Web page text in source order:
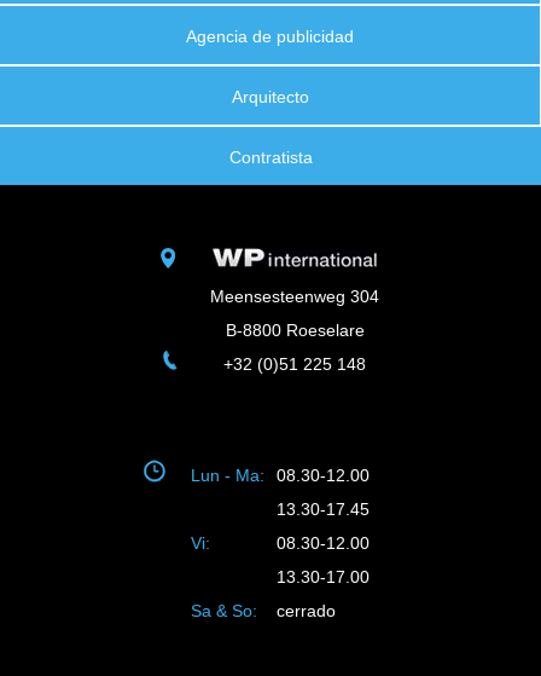
Agencia de publicidad
Arquitecto
Contratista
Meensesteenweg 304
B-8800 Roeselare
+32 (0)51 225 148
Lun - Ma:
08.30-12.00
13.30-17.45
Vi:
08.30-12.00
13.30-17.00
Sa & So:
cerrado